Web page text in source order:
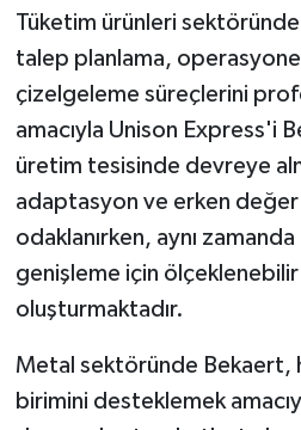
Tüketim ürünleri
talep planlama,
çizelgeleme süreçlerini
amacıyla Unison Express'i
üretim tesisinde devreye
adaptasyon ve erken
odaklanırken, aynı
genişleme için
oluşturmaktadır.
Metal sektöründe Bekaert,
birimini desteklemek